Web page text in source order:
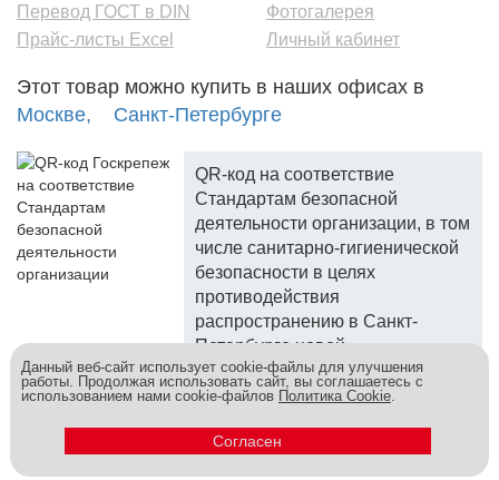
Перевод ГОСТ в DIN
Прайс-листы Excel
Фотогалерея
Личный кабинет
Этот товар можно купить в наших офисах в
Москве,
Санкт-Петербурге
QR-код на соответствие
Стандартам безопасной
деятельности организации, в том
числе санитарно-гигиенической
безопасности в целях
противодействия
распространению в Санкт-
Петербурге новой
коронавирусной инфекции.
Метизы и крепеж оптом - это к нам! © 2026
Данный веб-сайт использует cookie-файлы для улучшения
работы. Продолжая использовать сайт, вы соглашаетесь с
использованием нами cookie-файлов Политика Cookie.
Согласен